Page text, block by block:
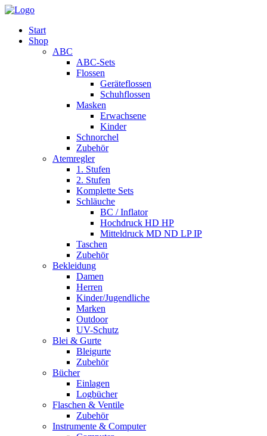
Start
Shop
ABC
ABC-Sets
Flossen
Geräteflossen
Schuhflossen
Masken
Erwachsene
Kinder
Schnorchel
Zubehör
Atemregler
1. Stufen
2. Stufen
Komplette Sets
Schläuche
BC / Inflator
Hochdruck HD HP
Mitteldruck MD ND LP IP
Taschen
Zubehör
Bekleidung
Damen
Herren
Kinder/Jugendliche
Marken
Outdoor
UV-Schutz
Blei & Gurte
Bleigurte
Zubehör
Bücher
Einlagen
Logbücher
Flaschen & Ventile
Zubehör
Instrumente & Computer